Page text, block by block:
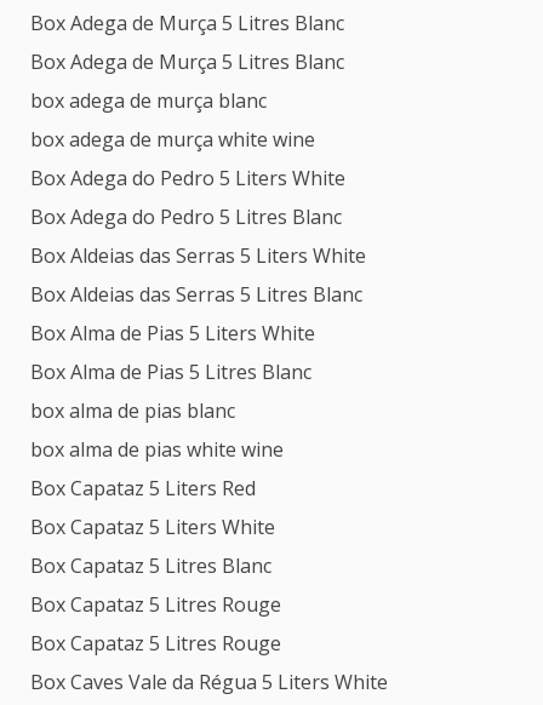
Box Adega de Murça 5 Litres Blanc
Box Adega de Murça 5 Litres Blanc
box adega de murça blanc
box adega de murça white wine
Box Adega do Pedro 5 Liters White
Box Adega do Pedro 5 Litres Blanc
Box Aldeias das Serras 5 Liters White
Box Aldeias das Serras 5 Litres Blanc
Box Alma de Pias 5 Liters White
Box Alma de Pias 5 Litres Blanc
box alma de pias blanc
box alma de pias white wine
Box Capataz 5 Liters Red
Box Capataz 5 Liters White
Box Capataz 5 Litres Blanc
Box Capataz 5 Litres Rouge
Box Capataz 5 Litres Rouge
Box Caves Vale da Régua 5 Liters White